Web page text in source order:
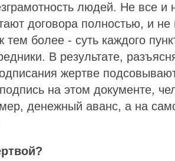
людей. Не все и
договора полностью, и не
тем более - суть каждого
В результате,
жертве
на этом документе,
денежный аванс, а на